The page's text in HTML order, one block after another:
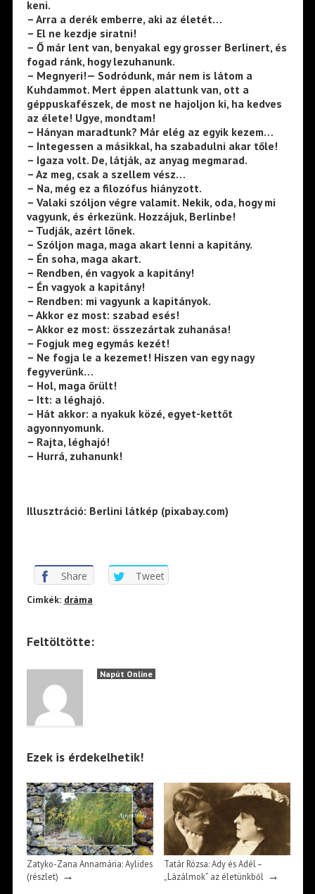
keni.
– Arra a derék emberre, aki az életét…
– El ne kezdje siratni!
– Ő már lent van, benyakal egy grosser Berlinert, és
fogad ránk, hogy lezuhanunk.
– Megnyeri!— Sodródunk, már nem is látom a
Kuhdammot. Mert éppen alattunk van, ott a
géppuskafészek, de most ne hajoljon ki, ha kedves
az élete! Ugye, mondtam!
– Hányan maradtunk? Már elég az egyik kezem…
– Integessen a másikkal, ha szabadulni akar tőle!
– Igaza volt. De, látják, az anyag megmarad.
– Az meg, csak a szellem vész…
– Na, még ez a filozófus hiányzott.
– Valaki szóljon végre valamit. Nekik, oda, hogy mi
vagyunk, és érkezünk. Hozzájuk, Berlinbe!
– Tudják, azért lőnek.
– Szóljon maga, maga akart lenni a kapitány.
– Én soha, maga akart.
– Rendben, én vagyok a kapitány!
– Én vagyok a kapitány!
– Rendben: mi vagyunk a kapitányok.
– Akkor ez most: szabad esés!
– Akkor ez most: összezártak zuhanása!
– Fogjuk meg egymás kezét!
– Ne fogja le a kezemet! Hiszen van egy nagy
fegyverünk…
– Hol, maga őrült!
– Itt: a léghajó.
– Hát akkor: a nyakuk közé, egyet-kettőt
agyonnyomunk.
– Rajta, léghajó!
– Hurrá, zuhanunk!
Illusztráció: Berlini látkép (pixabay.com)
Share Tweet
Cimkék: dráma
Feltöltötte:
Napút Online
Ezek is érdekelhetik!
Zatyko-Zana Annamária: Aylides
(részlet) →
Tatár Rózsa: Ady és Adél –
„Lázálmok” az életünkből→